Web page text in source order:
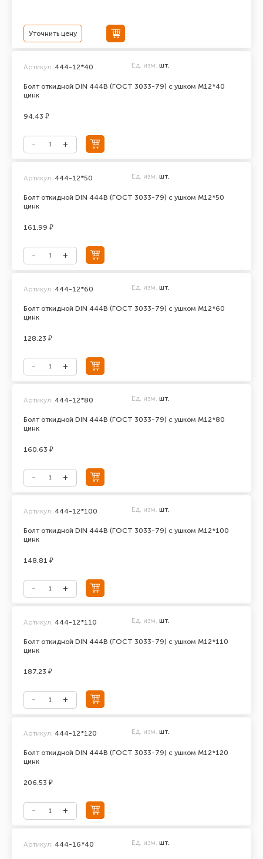
Уточнить цену
Болт откидной DIN 444В (ГОСТ 3033-79) с ушком М12*40
цинк
Артикул: 444-12*40 Ед. изм. шт.
94.43 ₽
Болт откидной DIN 444В (ГОСТ 3033-79) с ушком М12*50
цинк
Артикул: 444-12*50 Ед. изм. шт.
161.99 ₽
Болт откидной DIN 444В (ГОСТ 3033-79) с ушком М12*60
цинк
Артикул: 444-12*60 Ед. изм. шт.
128.23 ₽
Болт откидной DIN 444В (ГОСТ 3033-79) с ушком М12*80
цинк
Артикул: 444-12*80 Ед. изм. шт.
160.63 ₽
Болт откидной DIN 444В (ГОСТ 3033-79) с ушком М12*100
цинк
Артикул: 444-12*100 Ед. изм. шт.
148.81 ₽
Болт откидной DIN 444В (ГОСТ 3033-79) с ушком М12*110
цинк
Артикул: 444-12*110 Ед. изм. шт.
187.23 ₽
Болт откидной DIN 444В (ГОСТ 3033-79) с ушком М12*120
цинк
Артикул: 444-12*120 Ед. изм. шт.
206.53 ₽
Артикул: 444-16*40 Ед. изм. шт.